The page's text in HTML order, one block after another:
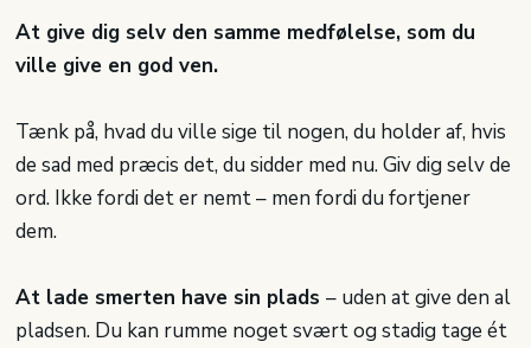
At give dig selv den samme medfølelse, som du
ville give en god ven.
Tænk på, hvad du ville sige til nogen, du holder af, hvis
de sad med præcis det, du sidder med nu. Giv dig selv de
ord. Ikke fordi det er nemt – men fordi du fortjener
dem.
At lade smerten have sin plads– uden at give den al
pladsen. Du kan rumme noget svært og stadig tage ét